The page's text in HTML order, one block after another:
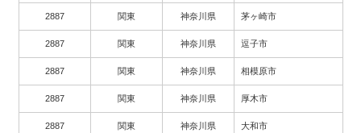
2887 関東 神奈川県 茅ヶ崎市
2887 関東 神奈川県 逗子市
2887 関東 神奈川県 相模原市
2887 関東 神奈川県 厚木市
2887 関東 神奈川県 大和市